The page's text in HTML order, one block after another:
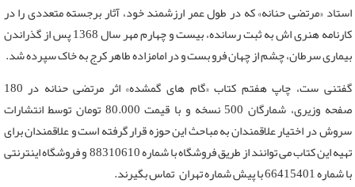
استاد «مرتضی حنانه» که در طول عمر ارزشمند خود، آثار برجسته متعددی را در
کارنامه هنری اش به ثبت رسانده، بیست و چهارم مهر سال 1368 پس از گذراندن
بیماری سرطان، چشم از چهان فرو بست و در امامزاده طاهر کرج به خاک سپرده شد.
گفتنی ست، چاپ هفتم کتاب «گام های گمشده» اثر مرتضی حنانه در 180
صفحه وزیری، شمارگان 500 نسخه و با قیمت 80.000 تومان توسط انتشارات
سروش در اختیار علاقمندان به مباحث این حوزه قرار گرفته است و علاقمندان برای
تهیه این کتاب می ‌توانند از طریق فروشگاه با شماره 88310610 و فروشگاه اینترنتی
با شماره 66415401 با پیش شماره تهران تماس بگیرند.